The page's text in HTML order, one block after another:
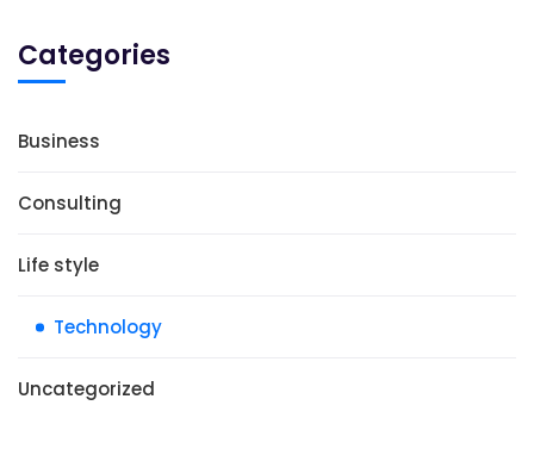
Categories
Business
Consulting
Life style
Technology
Uncategorized